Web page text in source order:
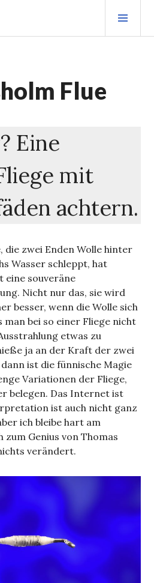
Flue
Eine
mit
achtern.
die zwei Enden Wolle hinter
Wasser schleppt, hat
eine souveräne
Nicht nur das, sie wird
besser, wenn die Wolle sich
man bei so einer Fliege nicht
etwas zu
ja an der Kraft der zwei
ist die fünnische Magie
Variationen der Fliege,
belegen. Das Internet ist
ist auch nicht ganz
ich bleibe hart am
zum Genius von Thomas
verändert.